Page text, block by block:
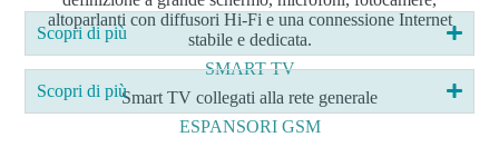
altoparlanti con diffusori Hi-Fi e una connessione Internet
stabile e dedicata.
Scopri di più
SMART TV
Smart TV collegati alla rete generale
Scopri di più
ESPANSORI GSM